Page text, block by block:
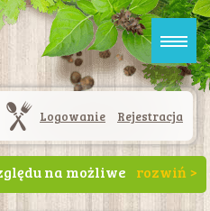
Logowanie Rejestracja
na możliwe
oraz kumulację